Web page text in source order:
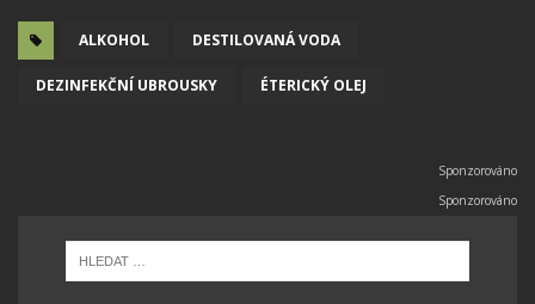
ALKOHOL DESTILOVANÁ VODA
DEZINFEKČNÍ UBROUSKY ÉTERICKÝ OLEJ